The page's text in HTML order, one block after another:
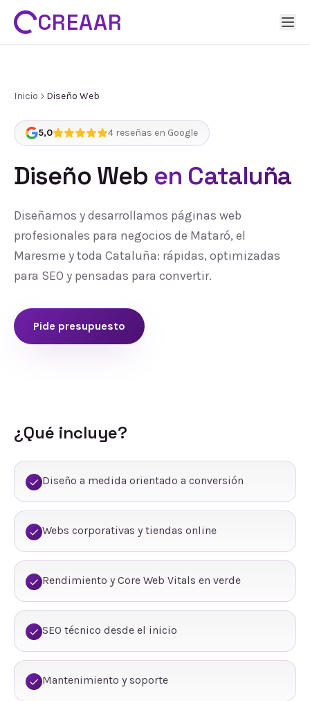
CREAAR
Inicio Diseño Web
5,0 4 reseñas en Google
Diseño Web en Cataluña
Diseñamos y desarrollamos páginas web
profesionales para negocios de Mataró, el
Maresme y toda Cataluña: rápidas, optimizadas
para SEO y pensadas para convertir.
Pide presupuesto
¿Qué incluye?
Diseño a medida orientado a conversión
Webs corporativas y tiendas online
Rendimiento y Core Web Vitals en verde
SEO técnico desde el inicio
Mantenimiento y soporte